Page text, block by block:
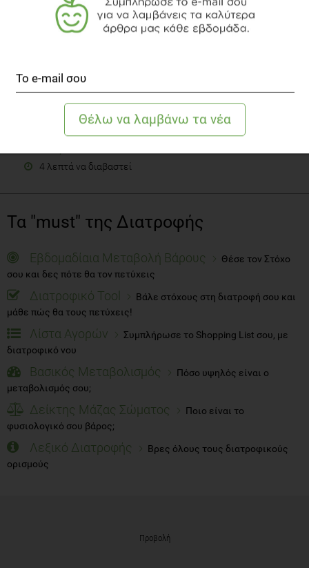
Η «κατάθλιψη των εορτών»
4 λεπτά να διαβαστεί
Τα "must" της Διατροφής
Εβδομαδίαια Μεταβολή Βάρους
Θέσε τον Στόχο
σου και δες πότε θα τον πετύχεις
Διατροφικό Tool
Βάλε στόχους στη διατροφή σου και
μάθε πώς θα τους πετύχεις!
Λίστα Αγορών
Συμπλήρωσε το Shopping List σου, με
διατροφικό νου
Βασικός Μεταβολισμός
Πόσο υψηλός είναι ο
μεταβολισμός σου;
Δείκτης Μάζας Σώματος
Ποιο είναι το
φυσιολογικό σου βάρος;
Λεξικό Διατροφής
Βρες όλους τους διατροφικούς
ορισμούς
Προβολή